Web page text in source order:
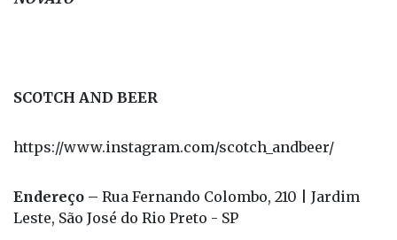
SCOTCH AND BEER
https://www.instagram.com/scotch_andbeer/
Endereço – Rua Fernando Colombo, 210 | Jardim
Leste, São José do Rio Preto - SP